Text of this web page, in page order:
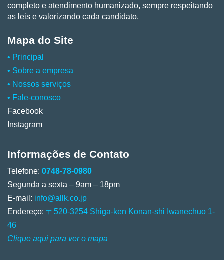
completo e atendimento humanizado, sempre respeitando
as leis e valorizando cada candidato.
Mapa do Site
• Principal
• Sobre a empresa
• Nossos serviços
• Fale-conosco
Facebook
Instagram
Informações de Contato
Telefone: 0748-78-0980
Segunda a sexta – 9am – 18pm
E-mail: info@allk.co.jp
Endereço: 〒520-3254 Shiga-ken Konan-shi Iwanechuo 1-
46
Clique aqui para ver o mapa